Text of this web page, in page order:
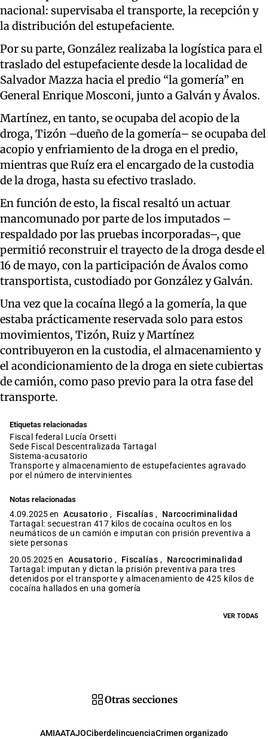
nacional: supervisaba el transporte, la recepción y
la distribución del estupefaciente.
Por su parte, González realizaba la logística para el
traslado del estupefaciente desde la localidad de
Salvador Mazza hacia el predio “la gomería” en
General Enrique Mosconi, junto a Galván y Ávalos.
Martínez, en tanto, se ocupaba del acopio de la
droga, Tizón –dueño de la gomería– se ocupaba del
acopio y enfriamiento de la droga en el predio,
mientras que Ruíz era el encargado de la custodia
de la droga, hasta su efectivo traslado.
En función de esto, la fiscal resaltó un actuar
mancomunado por parte de los imputados –
respaldado por las pruebas incorporadas–, que
permitió reconstruir el trayecto de la droga desde el
16 de mayo, con la participación de Ávalos como
transportista, custodiado por González y Galván.
Una vez que la cocaína llegó a la gomería, la que
estaba prácticamente reservada solo para estos
movimientos, Tizón, Ruiz y Martínez
contribuyeron en la custodia, el almacenamiento y
el acondicionamiento de la droga en siete cubiertas
de camión, como paso previo para la otra fase del
transporte.
Etiquetas relacionadas
fiscal federal Lucía Orsetti
Sede Fiscal Descentralizada Tartagal
sistema-acusatorio
transporte y almacenamiento de estupefacientes agravado
por el número de intervinientes
Notas relacionadas
4.09.2025 en Acusatorio , Fiscalías , Narcocriminalidad
Tartagal: secuestran 417 kilos de cocaína ocultos en los
neumáticos de un camión e imputan con prisión preventiva a
siete personas
20.05.2025 en Acusatorio , Fiscalías , Narcocriminalidad
Tartagal: imputan y dictan la prisión preventiva para tres
detenidos por el transporte y almacenamiento de 425 kilos de
cocaína hallados en una gomería
VER TODAS
Otras secciones
AMIAATAJOCiberdelincuenciaCrimen organizado